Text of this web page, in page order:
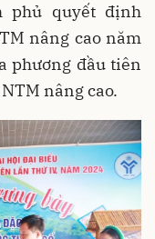
phủ quyết định
nâng cao năm
phương đầu tiên
nâng cao.